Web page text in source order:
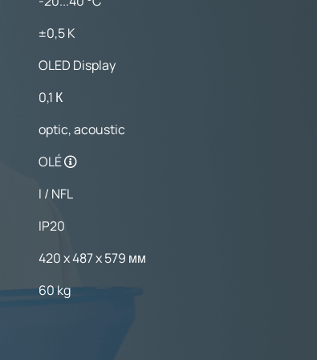
±0,5 K
OLED Display
0,1 К
optic, acoustic
OLÉ
I / NFL
IP20
420 x 487 x 579 мм
60 kg